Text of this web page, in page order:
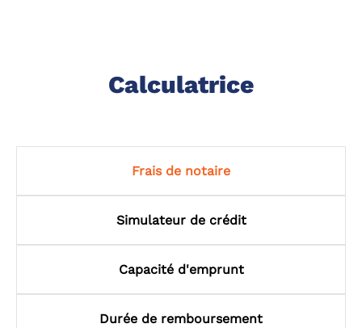
Calculatrice
Frais de notaire
Simulateur de crédit
Capacité d'emprunt
Durée de remboursement